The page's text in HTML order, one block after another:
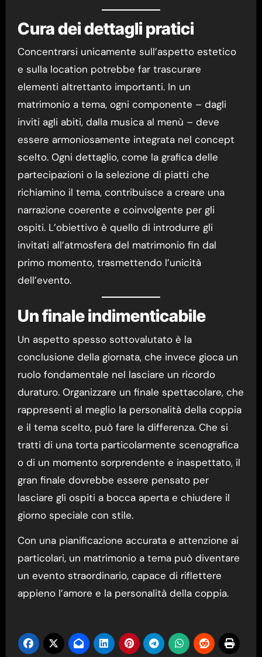
Cura dei dettagli pratici
Concentrarsi unicamente sull’aspetto estetico
e sulla location potrebbe far trascurare
elementi altrettanto importanti. In un
matrimonio a tema, ogni componente – dagli
inviti agli abiti, dalla musica al menù – deve
essere armoniosamente integrata nel concept
scelto. Ogni dettaglio, come la grafica delle
partecipazioni o la selezione di piatti che
richiamino il tema, contribuisce a creare una
narrazione coerente e coinvolgente per gli
ospiti. L’obiettivo è quello di introdurre gli
invitati all’atmosfera del matrimonio fin dal
primo momento, trasmettendo l’unicità
dell’evento.
Un finale indimenticabile
Un aspetto spesso sottovalutato è la
conclusione della giornata, che invece gioca un
ruolo fondamentale nel lasciare un ricordo
duraturo. Organizzare un finale spettacolare, che
rappresenti al meglio la personalità della coppia
e il tema scelto, può fare la differenza. Che si
tratti di una torta particolarmente scenografica
o di un momento sorprendente e inaspettato, il
gran finale dovrebbe essere pensato per
lasciare gli ospiti a bocca aperta e chiudere il
giorno speciale con stile.
Con una pianificazione accurata e attenzione ai
particolari, un matrimonio a tema può diventare
un evento straordinario, capace di riflettere
appieno l’amore e la personalità della coppia.